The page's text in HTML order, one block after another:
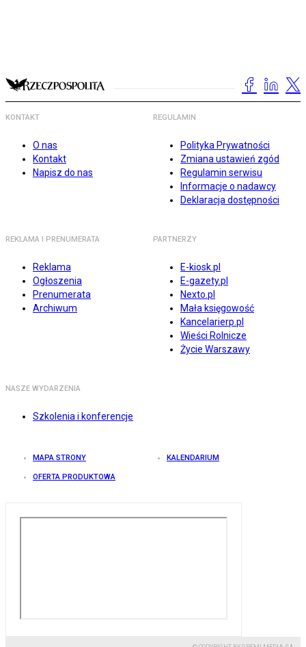
KONTAKT
O nas
Kontakt
Napisz do nas
REGULAMIN
Polityka Prywatności
Zmiana ustawień zgód
Regulamin serwisu
Informacje o nadawcy
Deklaracja dostępności
REKLAMA I PRENUMERATA
Reklama
Ogłoszenia
Prenumerata
Archiwum
PARTNERZY
E-kiosk.pl
E-gazety.pl
Nexto.pl
Mała księgowość
Kancelarierp.pl
Wieści Rolnicze
Życie Warszawy
NASZE WYDARZENIA
Szkolenia i konferencje
MAPA STRONY KALENDARIUM
OFERTA PRODUKTOWA